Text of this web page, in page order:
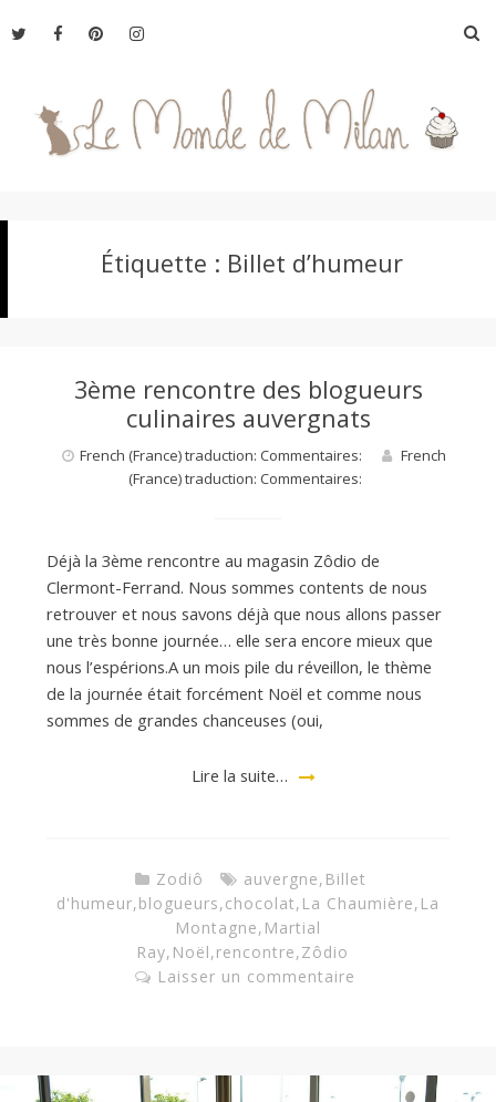
au
Étiquette : Billet d’humeur
3ème rencontre des blogueurs
culinaires auvergnats
French (France) traduction: Commentaires:
French
(France) traduction: Commentaires:
Déjà la 3ème rencontre au magasin Zôdio de
Clermont-Ferrand. Nous sommes contents de nous
retrouver et nous savons déjà que nous allons passer
une très bonne journée… elle sera encore mieux que
nous l’espérions.A un mois pile du réveillon, le thème
de la journée était forcément Noël et comme nous
sommes de grandes chanceuses (oui,
Lire la suite…
Zodiô auvergne, Billet
d'humeur,blogueurs,chocolat, La Chaumière, La
Montagne, Martial
Ray, Noël,rencontre,Zôdio
Laisser un commentaire